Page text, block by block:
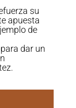
su
apuesta
de
dar un